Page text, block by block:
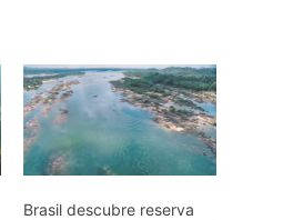
Brasil descubre reserva